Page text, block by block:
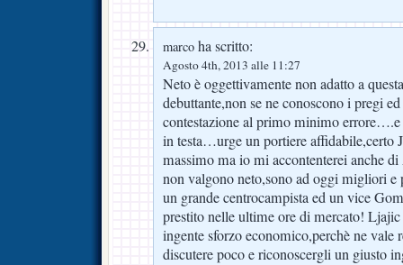
marco ha scritto:
Agosto 4th, 2013 alle 11:27
Neto è oggettivamente non adatto a
debuttante,non se ne conoscono i pregi
contestazione al primo minimo
in testa…urge un portiere affidabile,certo
massimo ma io mi accontenterei anche
non valgono neto,sono ad oggi migliori
un grande centrocampista ed un vice
prestito nelle ultime ore di mercato!
ingente sforzo economico,perchè ne vale
discutere poco e riconoscergli un giusto